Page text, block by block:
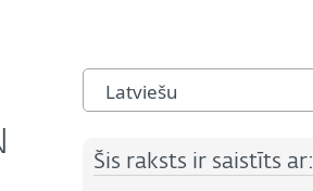
Latviešu
Šis raksts ir saistīts ar: